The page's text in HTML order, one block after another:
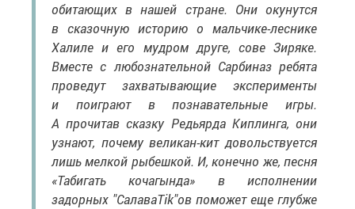
обитающих в нашей стране. Они окунутся
в сказочную историю о мальчике-леснике
Халиле и его мудром друге, сове Зиряке.
Вместе с любознательной Сарбиназ ребята
проведут захватывающие эксперименты
и поиграют в познавательные игры.
А прочитав сказку Редьярда Киплинга, они
узнают, почему великан-кит довольствуется
лишь мелкой рыбешкой. И, конечно же, песня
«Табигать кочагында» в исполнении
задорных "СалаваTik"ов поможет еще глубже